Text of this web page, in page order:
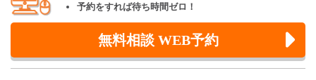
予約をすれば待ち時間ゼロ！
無料相談 WEB予約